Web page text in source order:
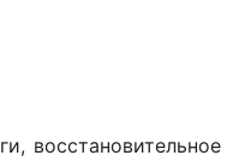
восстановительное